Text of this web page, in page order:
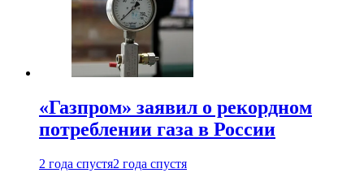
«Газпром» заявил о рекордном
потреблении газа в России
2 года спустя2 года спустя